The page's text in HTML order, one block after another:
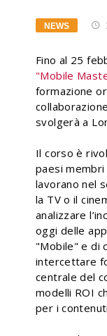
NEWS
Fino al 25
"Mobile
formazione
svolgerà a
Il corso è
paesi membri
lavorano nel
la TV o il
analizzare
oggi delle
"Mobile" e di
intercettare
centrale del
modelli ROI
per i